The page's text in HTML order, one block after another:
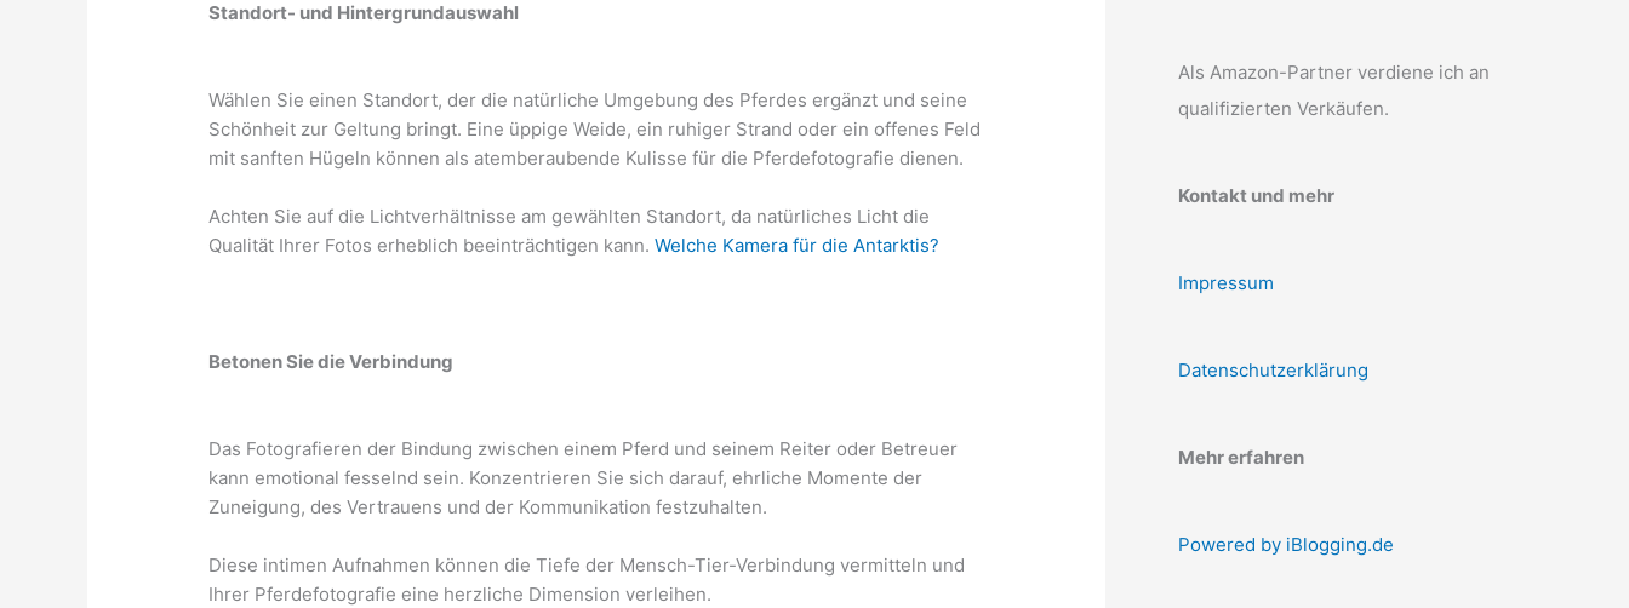
Standort- und Hintergrundauswahl
Wählen Sie einen Standort, der die natürliche Umgebung des Pferdes ergänzt und seine
Schönheit zur Geltung bringt. Eine üppige Weide, ein ruhiger Strand oder ein offenes Feld
mit sanften Hügeln können als atemberaubende Kulisse für die Pferdefotografie dienen.
Achten Sie auf die Lichtverhältnisse am gewählten Standort, da natürliches Licht die
Qualität Ihrer Fotos erheblich beeinträchtigen kann.Welche Kamera für die Antarktis?
Betonen Sie die Verbindung
Das Fotografieren der Bindung zwischen einem Pferd und seinem Reiter oder Betreuer
kann emotional fesselnd sein. Konzentrieren Sie sich darauf, ehrliche Momente der
Zuneigung, des Vertrauens und der Kommunikation festzuhalten.
Diese intimen Aufnahmen können die Tiefe der Mensch-Tier-Verbindung vermitteln und
Ihrer Pferdefotografie eine herzliche Dimension verleihen.
Als Amazon-Partner verdiene ich an
qualifizierten Verkäufen.
Kontakt und mehr
Impressum
Datenschutzerklärung
Mehr erfahren
Powered by iBlogging.de